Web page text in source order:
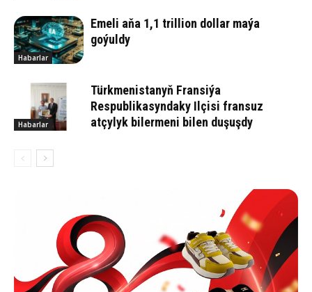
Habarlar
Emeli aňa 1,1 trillion dollar maýa
goýuldy
Habarlar
Türkmenistanyň Fransiýa
Respublikasyndaky Ilçisi fransuz
atçylyk bilermeni bilen duşuşdy